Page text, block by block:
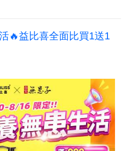
🔥益比喜全面比買1送1